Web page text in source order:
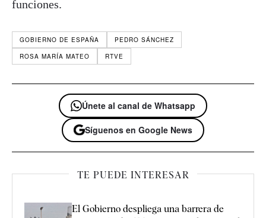
funciones.
GOBIERNO DE ESPAÑA
PEDRO SÁNCHEZ
ROSA MARÍA MATEO
RTVE
Únete al canal de Whatsapp
Síguenos en Google News
TE PUEDE INTERESAR
El Gobierno despliega una barrera de